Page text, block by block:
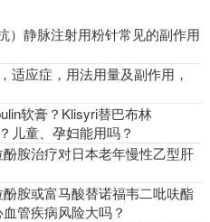
）静脉注射用粉针常见的副作用
适应症，用法用量及副作用，
软膏？Klisyri替巴布林
儿童、孕妇能用吗？
胺治疗对日本老年慢性乙型肝
胺或富马酸替诺福韦二吡呋酯
管疾病风险大吗？